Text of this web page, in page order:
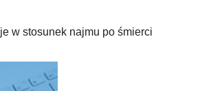
w stosunek najmu po śmierci